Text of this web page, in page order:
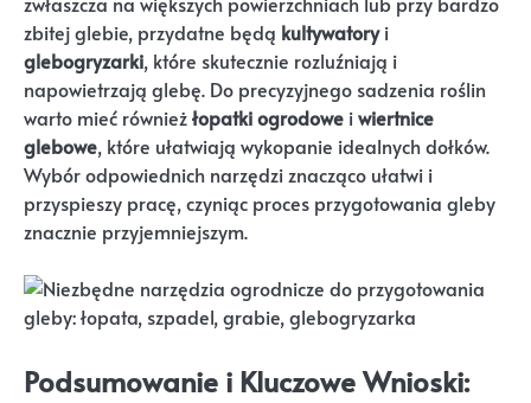
zbitej glebie, przydatne będą kultywatoryi
glebogryzarki, które skutecznie rozluźniają i
napowietrzają glebę. Do precyzyjnego sadzenia roślin
warto mieć równieżłopatki ogrodowe iwiertnice
glebowe, które ułatwiają wykopanie idealnych dołków.
Wybór odpowiednich narzędzi znacząco ułatwi i
przyspieszy pracę, czyniąc proces przygotowania gleby
znacznie przyjemniejszym.
Podsumowanie i Kluczowe Wnioski: